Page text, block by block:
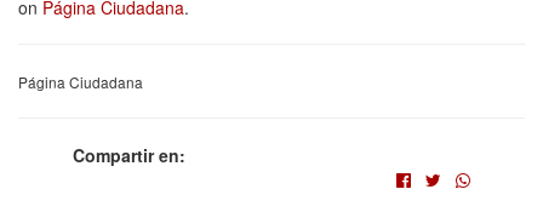
on Página Ciudadana.
Página Ciudadana
Compartir en: